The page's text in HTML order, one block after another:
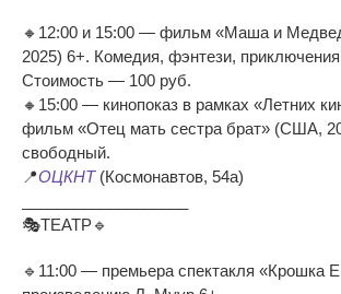
🔸12:00 и 15:00 — фильм «Маша и
2025) 6+. Комедия, фэнтези,
Стоимость — 100 руб.
🔸15:00 — кинопоказ в рамках «Летних
фильм «Отец мать сестра брат» (США,
свободный.
📍ОЦКНТ(Космонавтов, 54а)
🎭ТЕАТР🔹
🔹11:00 — премьера спектакля «Крошка